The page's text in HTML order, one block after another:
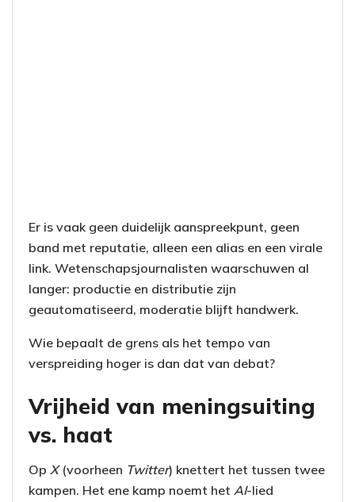
Er is vaak geen duidelijk aanspreekpunt, geen
band met reputatie, alleen een alias en een virale
link. Wetenschapsjournalisten waarschuwen al
langer: productie en distributie zijn
geautomatiseerd, moderatie blijft handwerk.
Wie bepaalt de grens als het tempo van
verspreiding hoger is dan dat van debat?
Vrijheid van meningsuiting
vs. haat
Op X(voorheen Twitter) knettert het tussen twee
kampen. Het ene kamp noemt het AI-lied